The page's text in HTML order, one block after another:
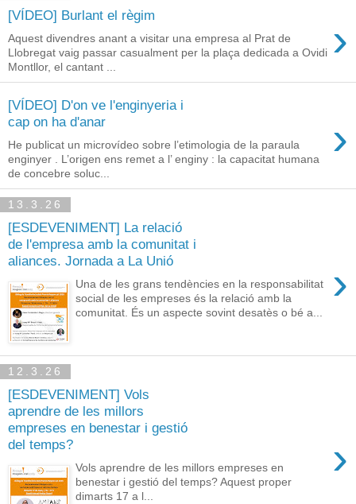
[VÍDEO] Burlant el règim ›
Aquest divendres anant a visitar una empresa al Prat de
Llobregat vaig passar casualment per la plaça dedicada a Ovidi
Montllor, el cantant ...
[VÍDEO] D'on ve l'enginyeria i
cap on ha d'anar
›
He publicat un microvídeo sobre l’etimologia de la paraula
enginyer . L’origen ens remet a l’ enginy : la capacitat humana
de concebre soluc...
13.3.26
[ESDEVENIMENT] La relació
de l'empresa amb la comunitat i
aliances. Jornada a La Unió
›
Una de les grans tendències en la responsabilitat
social de les empreses és la relació amb la
comunitat. És un aspecte sovint desatès o bé a...
12.3.26
[ESDEVENIMENT] Vols
aprendre de les millors
empreses en benestar i gestió
del temps?
›
Vols aprendre de les millors empreses en
benestar i gestió del temps? Aquest proper
dimarts 17 a l...